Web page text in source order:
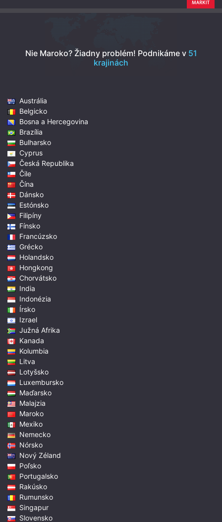
Nie Maroko? Žiadny problém! Podnikáme v 51
krajinách
Austrália
Belgicko
Bosna a Hercegovina
Brazília
Bulharsko
Cyprus
Česká Republika
Čile
Čína
Dánsko
Estónsko
Filipíny
Fínsko
Francúzsko
Grécko
Holandsko
Hongkong
Chorvátsko
India
Indonézia
Írsko
Izrael
Južná Afrika
Kanada
Kolumbia
Litva
Lotyšsko
Luxembursko
Maďarsko
Malajzia
Maroko
Mexiko
Nemecko
Nórsko
Nový Zéland
Poľsko
Portugalsko
Rakúsko
Rumunsko
Singapur
Slovensko